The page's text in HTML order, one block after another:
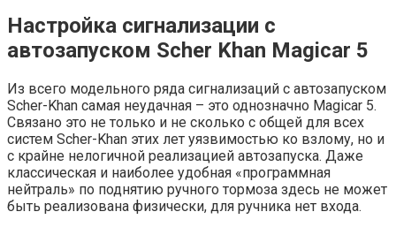
Настройка сигнализации с
автозапуском Scher Khan Magicar 5
Из всего модельного ряда сигнализаций с автозапуском
Scher-Khan самая неудачная – это однозначно Magicar 5.
Связано это не только и не сколько с общей для всех
систем Scher-Khan этих лет уязвимостью ко взлому, но и
с крайне нелогичной реализацией автозапуска. Даже
классическая и наиболее удобная «программная
нейтраль» по поднятию ручного тормоза здесь не может
быть реализована физически, для ручника нет входа.